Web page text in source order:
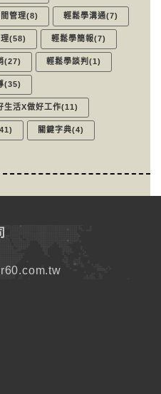
管理(8) 輕鬆學溝通(7)
(58) 輕鬆學簡報(7)
(27) 輕鬆學談判(1)
(35)
生活X做好工作(11)
關鍵字典(4)